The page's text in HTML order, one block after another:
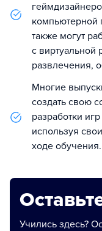
компьютерной
также могут
с виртуальной
развлечения,
Многие
создать свою
разработки
используя
ходе обучения.
Учились здесь?